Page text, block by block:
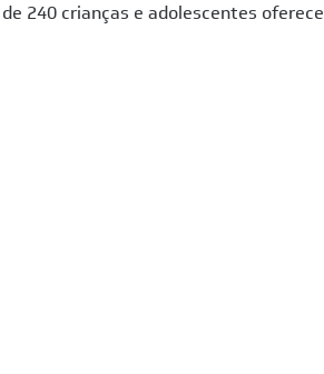
240 crianças e adolescentes